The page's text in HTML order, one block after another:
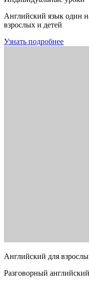
Английский язык один
взрослых и детей
Узнать подробнее
Английский для
Разговорный